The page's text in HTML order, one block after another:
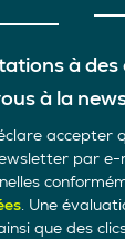
à
à la
accepter
par
. Une
que des